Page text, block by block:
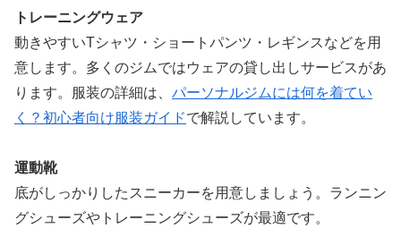
トレーニングウェア
動きやすいTシャツ・ショートパンツ・レギンスなどを用
意します。多くのジムではウェアの貸し出しサービスがあ
ります。服装の詳細は、 パーソナルジムには何を着てい
く？初心者向け服装ガイドで解説しています。
運動靴
底がしっかりしたスニーカーを用意しましょう。ランニン
グシューズやトレーニングシューズが最適です。